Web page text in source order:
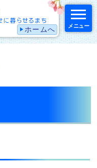
ホームへ メニュー